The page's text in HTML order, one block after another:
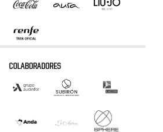
COLABORADORES